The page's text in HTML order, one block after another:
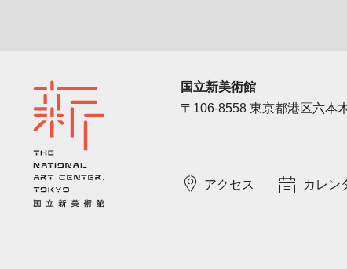
国立新美術館
〒106-8558 東京都港区六本
アクセス カレン